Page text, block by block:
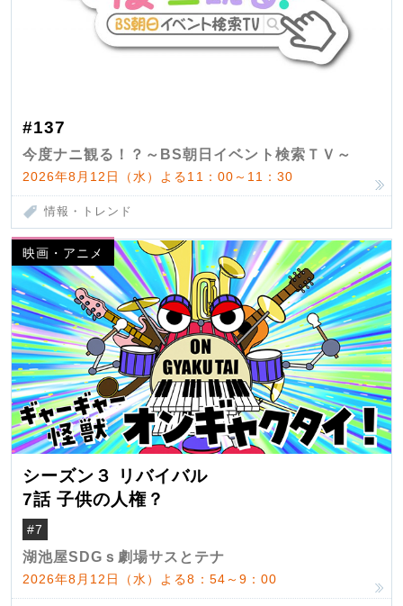
#137
今度ナニ観る！？～BS朝日イベント検索ＴＶ～
2026年8月12日（水）よる11：00～11：30
情報・トレンド
映画・アニメ
シーズン３ リバイバル
7話 子供の人権？
#7
湖池屋SDGｓ劇場サスとテナ
2026年8月12日（水）よる8：54～9：00